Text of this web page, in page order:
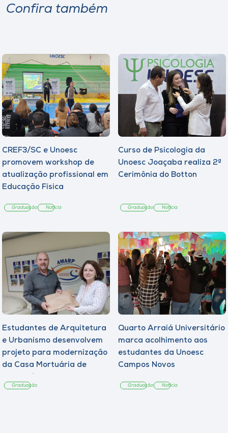
Confira também
CREF3/SC e Unoesc
promovem workshop de
atualização profissional em
Educação Física
Graduação Notícia
Curso de Psicologia da
Unoesc Joaçaba realiza 2ª
Cerimônia do Botton
Graduação Notícia
Estudantes de Arquitetura
e Urbanismo desenvolvem
projeto para modernização
da Casa Mortuária de
Graduação
Quarto Arraiá Universitário
marca acolhimento aos
estudantes da Unoesc
Campos Novos
Graduação Notícia